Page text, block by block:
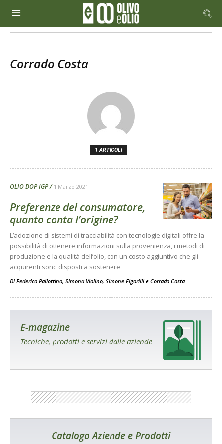
Corrado Costa
1 ARTICOLI
OLIO DOP IGP 1 Marzo 2021
Preferenze del consumatore,
quanto conta l’origine?
L’adozione di sistemi di tracciabilità con tecnologie digitali offre la
possibilità di ottenere informazioni sulla provenienza, i metodi di
produzione e la qualità dell’olio, con un costo aggiuntivo che gli
acquirenti sono disposti a sostenere
Di Federico Pallottino, Simona Violino, Simone Figorilli e Corrado Costa
E-magazine
Tecniche, prodotti e servizi dalle aziende
Catalogo Aziende e Prodotti